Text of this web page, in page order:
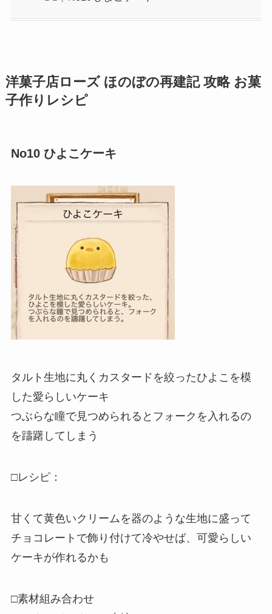
洋菓子店ローズ ほのぼの再建記 攻略 お菓
子作りレシピ
No10 ひよこケーキ
タルト生地に丸くカスタードを絞ったひよこを模
した愛らしいケーキ
つぶらな瞳で見つめられるとフォークを入れるの
を躊躇してしまう
□レシピ：
甘くて黄色いクリームを器のような生地に盛って
チョコレートで飾り付けて冷やせば、可愛らしい
ケーキが作れるかも
□素材組み合わせ